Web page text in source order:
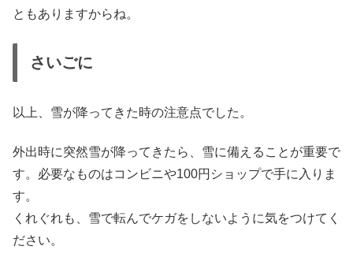
ともありますからね。
さいごに
以上、雪が降ってきた時の注意点でした。
外出時に突然雪が降ってきたら、雪に備えることが重要で
す。必要なものはコンビニや100円ショップで手に入りま
す。
くれぐれも、雪で転んでケガをしないように気をつけてく
ださい。